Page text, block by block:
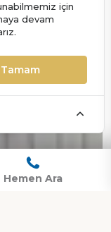
Hemen Ara
için
devam
Tamam